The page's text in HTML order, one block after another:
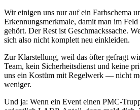
Wir einigen uns nur auf ein Farbschema
Erkennungsmerkmale, damit man im
gehört. Der Rest ist Geschmackssache.
sich also nicht komplett neu einkleiden.
Zur Klarstellung, weil das öfter gefragt
Team, kein Sicherheitsdienst und keine
uns ein Kostüm mit Regelwerk — nicht
weniger.
Und ja: Wenn ein Event einen PMC-